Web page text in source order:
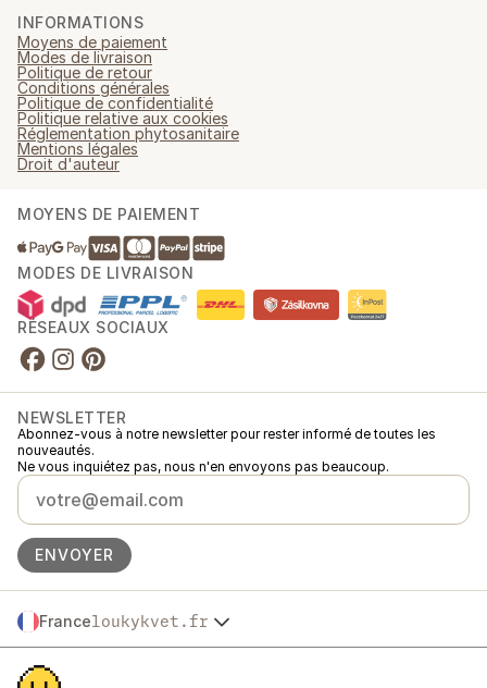
INFORMATIONS
Moyens de paiement
Modes de livraison
Politique de retour
Conditions générales
Politique de confidentialité
Politique relative aux cookies
Réglementation phytosanitaire
Mentions légales
Droit d'auteur
MOYENS DE PAIEMENT
MODES DE LIVRAISON
RÉSEAUX SOCIAUX
NEWSLETTER
Abonnez-vous à notre newsletter pour rester informé de toutes les
nouveautés.
Ne vous inquiétez pas, nous n'en envoyons pas beaucoup.
ENVOYER
Franceloukykvet.fr
Česko
Slovensko
Loukykvět s.r.o. est immatriculée au Registre du Commerce du Tribunal